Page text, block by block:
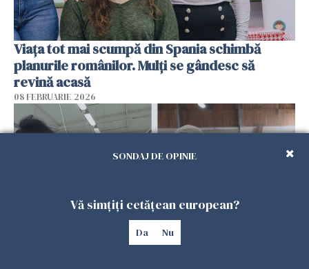
Viața tot mai scumpă din Spania schimbă
planurile românilor. Mulți se gândesc să
revină acasă
08 FEBRUARIE 2026
SONDAJ DE OPINIE
Vă simțiți cetățean european?
Da Nu